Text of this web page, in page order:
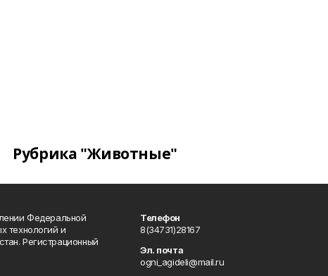
Рубрика "Животные"
Федеральной
технологий и
Регистрационный
Телефон
8(34731)28167
Эл. почта
ogni_agideli@mail.ru